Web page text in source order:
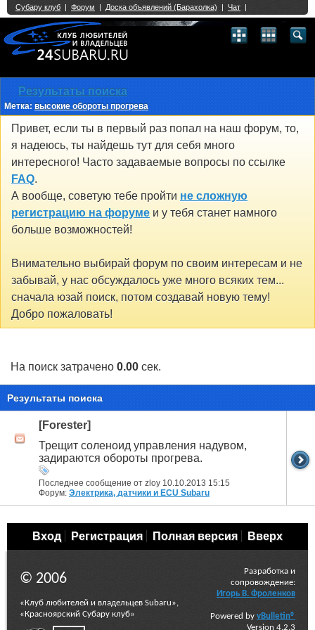
Результаты поиска
Метка: высокие обороты прогрева
Привет, если ты в первый раз попал на наш форум, то,
я надеюсь, ты найдешь тут для себя много
интересного! Часто задаваемые вопросы по ссылке
FAQ.
А вообще, советую тебе пройти не сложную
регистрацию на форуме и у тебя станет намного
больше возможностей!
Внимательно выбирай форум по своим интересам и не
забывай, у нас обсуждалось уже много всяких тем...
сначала юзай поиск, потом создавай новую тему!
Добро пожаловать!
На поиск затрачено 0.00 сек.
Результаты поиска
[Forester]
Трещит соленоид управления надувом,
задираются обороты прогрева.
Последнее сообщение от zloy 10.10.2013 15:15
Форум: Электрика, датчики и ECU Subaru
Вход Регистрация Полная версия Вверх
© 2006
«Клуб любителей и владельцев Subaru»,
«Красноярский Субару клуб»
Разработка и
сопровождение:
Игорь В. Фроленков
Powered by vBulletin®
Version 4.2.3
Single Sign On provided byvBSSO
2 3 4 5 6 7 8 9 10 11 12 13 21 22 23 24 25 26
27 28 29 30 31 32 33 40 41 42 43